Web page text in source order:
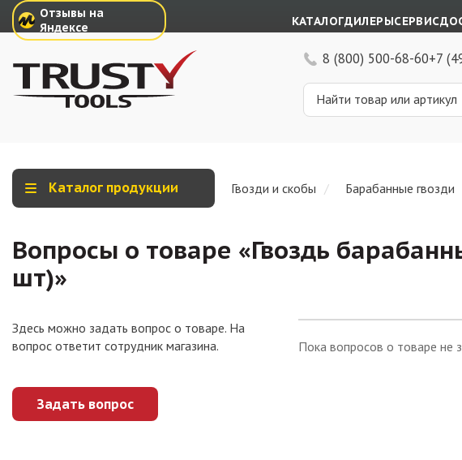
Отзывы на
Яндексе
КАТАЛОГДИЛЕРЫСЕРВИС
8 (800) 500-68-60+7
Каталог продукции Гвозди и скобы Барабанные гвозди
Вопросы о товаре «Гвоздь
шт)»
Здесь можно задать вопрос о товаре. На
вопрос ответит сотрудник магазина.
Задать вопрос
Пока вопросов о товаре не